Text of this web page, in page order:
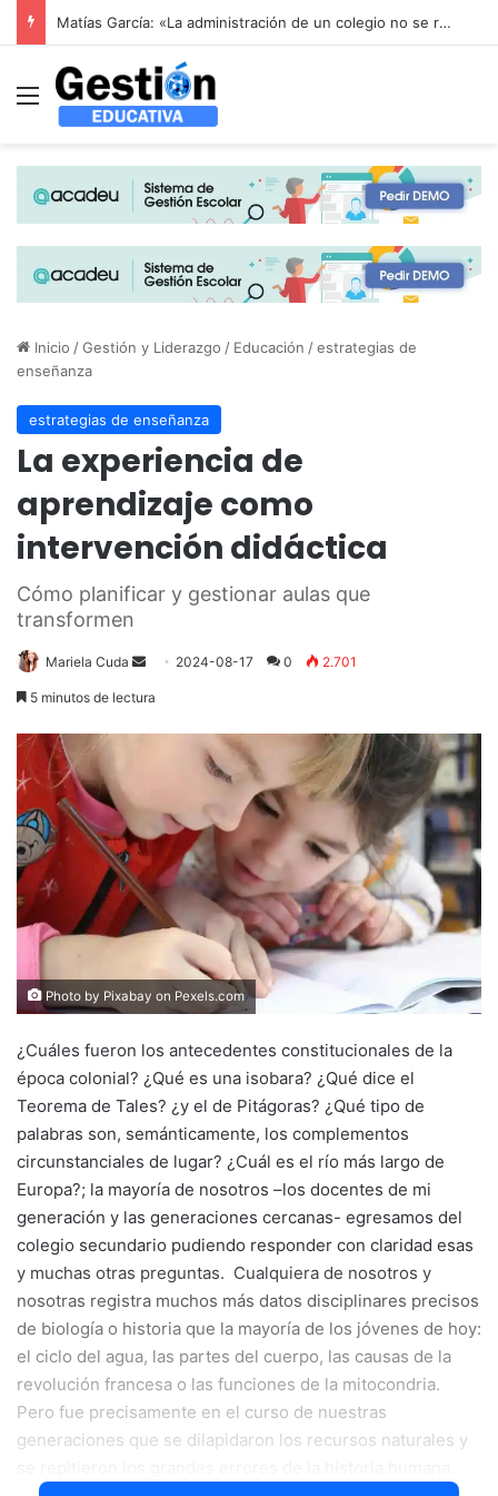
Alerta en la educación infantil española: las patronales advierten que la reducción drástica de ratios sin financiación aboca al colapso del sector de 0 a 3 años
Menú
Inicio /Gestión y Liderazgo / Educación /estrategias de
enseñanza
estrategias de enseñanza
La experiencia de
aprendizaje como
intervención didáctica
Cómo planificar y gestionar aulas que
transformen
Mariela Cuda
Send 2024-08-17 0 2.701
5 minutos de lectura
Photo by Pixabay on Pexels.com
¿Cuáles fueron los antecedentes constitucionales de la
época colonial? ¿Qué es una isobara? ¿Qué dice el
Teorema de Tales? ¿y el de Pitágoras? ¿Qué tipo de
palabras son, semánticamente, los complementos
circunstanciales de lugar? ¿Cuál es el río más largo de
Europa?; la mayoría de nosotros –los docentes de mi
generación y las generaciones cercanas- egresamos del
colegio secundario pudiendo responder con claridad esas
y muchas otras preguntas. Cualquiera de nosotros y
nosotras registra muchos más datos disciplinares precisos
de biología o historia que la mayoría de los jóvenes de hoy:
el ciclo del agua, las partes del cuerpo, las causas de la
revolución francesa o las funciones de la mitocondria.
Pero fue precisamente en el curso de nuestras
generaciones que se dilapidaron los recursos naturales y